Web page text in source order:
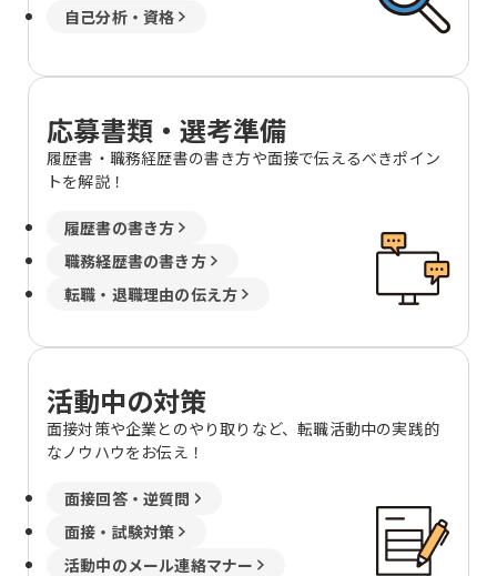
自己分析・資格
応募書類・選考準備
履歴書・職務経歴書の書き方や面接で伝えるべきポイン
トを解説！
履歴書の書き方
職務経歴書の書き方
転職・退職理由の伝え方
活動中の対策
面接対策や企業とのやり取りなど、転職活動中の実践的
なノウハウをお伝え！
面接回答・逆質問
面接・試験対策
活動中のメール連絡マナー